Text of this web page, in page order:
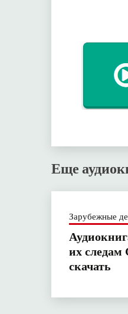
Еще
Зарубежные
их
скачать